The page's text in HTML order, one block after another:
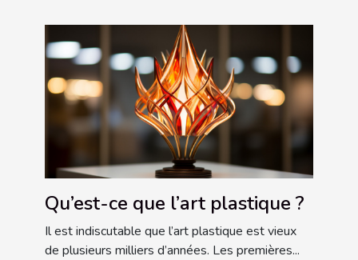
Qu’est-ce que l’art plastique ?
Il est indiscutable que l’art plastique est vieux
de plusieurs milliers d’années. Les premières...